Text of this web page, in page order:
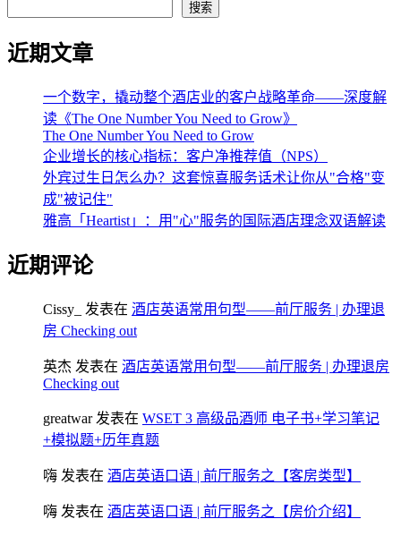
搜索
近期文章
一个数字，撬动整个酒店业的客户战略革命——深度解
读《The One Number You Need to Grow》
The One Number You Need to Grow
企业增长的核心指标：客户净推荐值（NPS）
外宾过生日怎么办？这套惊喜服务话术让你从"合格"变
成"被记住"
雅高「Heartist」：用"心"服务的国际酒店理念双语解读
近期评论
Cissy_ 发表在 酒店英语常用句型——前厅服务 | 办理退
房 Checking out
英杰 发表在 酒店英语常用句型——前厅服务 | 办理退房
Checking out
greatwar发表在 WSET 3 高级品酒师 电子书+学习笔记
+模拟题+历年真题
嗨 发表在 酒店英语口语 | 前厅服务之【客房类型】
嗨 发表在 酒店英语口语 | 前厅服务之【房价介绍】